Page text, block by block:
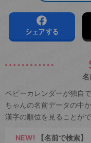
シェアする
名
ベビーカレンダーが独自
ちゃんの名前データの中
漢字の順位を見ることがで
NEW! 【名前で検索